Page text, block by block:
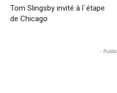
Tom Slingsby invité à l´étape
de Chicago
-